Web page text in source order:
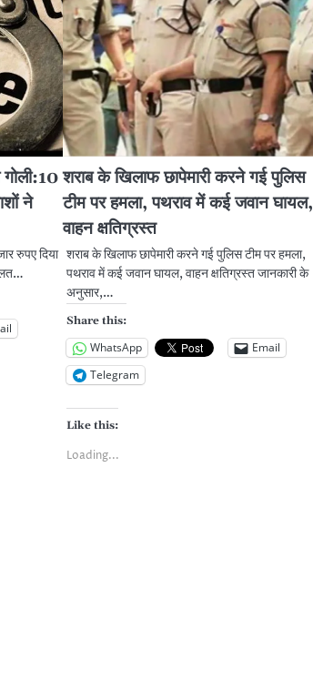
गोली:10
ने
रुपए दिया
शराब के खिलाफ छापेमारी करने गई पुलिस
टीम पर हमला, पथराव में कई जवान घायल,
वाहन क्षतिग्रस्त
शराब के खिलाफ छापेमारी करने गई पुलिस टीम पर हमला,
पथराव में कई जवान घायल, वाहन क्षतिग्रस्त जानकारी के
अनुसार,…
Share this:
WhatsApp
Email
Telegram
Like this:
Loading...